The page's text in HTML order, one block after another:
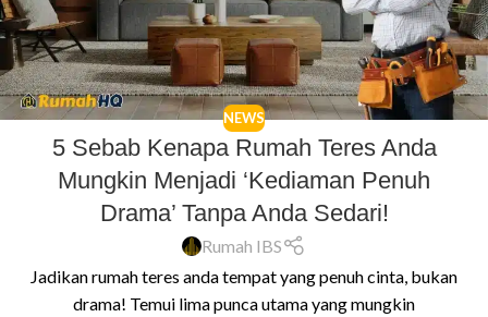
NEWS
5 Sebab Kenapa Rumah Teres Anda
Mungkin Menjadi ‘Kediaman Penuh
Drama’ Tanpa Anda Sedari!
Rumah IBS
Jadikan rumah teres anda tempat yang penuh cinta, bukan
drama! Temui lima punca utama yang mungkin